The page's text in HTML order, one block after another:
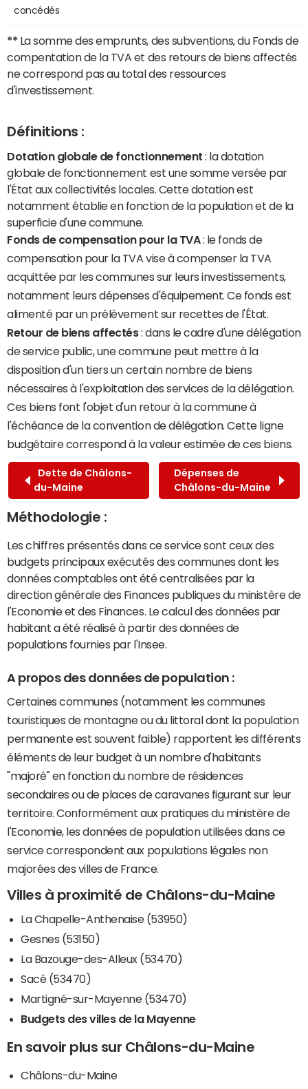
concédés
** La somme des emprunts, des subventions, du Fonds de
compentation de la TVA et des retours de biens affectés
ne correspond pas au total des ressources
d'investissement.
Définitions :
Dotation globale de fonctionnement : la dotation
globale de fonctionnement est une somme versée par
l'État aux collectivités locales. Cette dotation est
notamment établie en fonction de la population et de la
superficie d'une commune.
Fonds de compensation pour la TVA: le fonds de
compensation pour la TVA vise à compenser la TVA
acquittée par les communes sur leurs investissements,
notamment leurs dépenses d'équipement. Ce fonds est
alimenté par un prélèvement sur recettes de l'État.
Retour de biens affectés: dans le cadre d'une délégation
de service public, une commune peut mettre à la
disposition d'un tiers un certain nombre de biens
nécessaires à l'exploitation des services de la délégation.
Ces biens font l'objet d'un retour à la commune à
l'échéance de la convention de délégation. Cette ligne
budgétaire correspond à la valeur estimée de ces biens.
Dette de Châlons-
du-Maine
Dépenses de
Châlons-du-Maine
Méthodologie :
Les chiffres présentés dans ce service sont ceux des
budgets principaux exécutés des communes dont les
données comptables ont été centralisées par la
direction générale des Finances publiques du ministère de
l'Economie et des Finances. Le calcul des données par
habitant a été réalisé à partir des données de
populations fournies par l'Insee.
A propos des données de population :
Certaines communes (notamment les communes
touristiques de montagne ou du littoral dont la population
permanente est souvent faible) rapportent les différents
éléments de leur budget à un nombre d'habitants
"majoré" en fonction du nombre de résidences
secondaires ou de places de caravanes figurant sur leur
territoire. Conformément aux pratiques du ministère de
l'Economie, les données de population utilisées dans ce
service correspondent aux populations légales non
majorées des villes de France.
Villes à proximité de Châlons-du-Maine
La Chapelle-Anthenaise (53950)
Gesnes (53150)
La Bazouge-des-Alleux (53470)
Sacé (53470)
Martigné-sur-Mayenne (53470)
Budgets des villes de la Mayenne
En savoir plus sur Châlons-du-Maine
Châlons-du-Maine